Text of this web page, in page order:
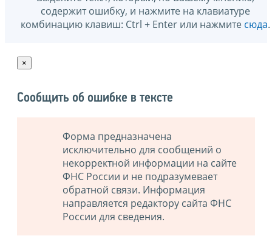
содержит ошибку, и нажмите на клавиатуре
комбинацию клавиш: Ctrl + Enter или нажмите сюда.
×
Сообщить об ошибке в тексте
Форма предназначена
исключительно для сообщений о
некорректной информации на сайте
ФНС России и не подразумевает
обратной связи. Информация
направляется редактору сайта ФНС
России для сведения.